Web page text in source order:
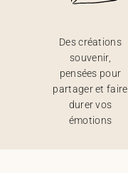
Des créations
souvenir,
pensées pour
partager et faire
durer vos
émotions